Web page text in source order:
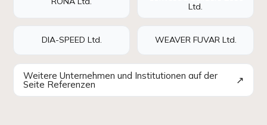
Ltd.
DIA-SPEED Ltd. WEAVER FUVAR Ltd.
Weitere Unternehmen und Institutionen auf der
Seite Referenzen ↗